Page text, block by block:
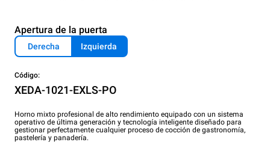
Apertura de la puerta
Derecha Izquierda
Código:
XEDA-1021-EXLS-PO
Horno mixto profesional de alto rendimiento equipado con un sistema
operativo de última generación y tecnología inteligente diseñado para
gestionar perfectamente cualquier proceso de cocción de gastronomía,
pastelería y panadería.